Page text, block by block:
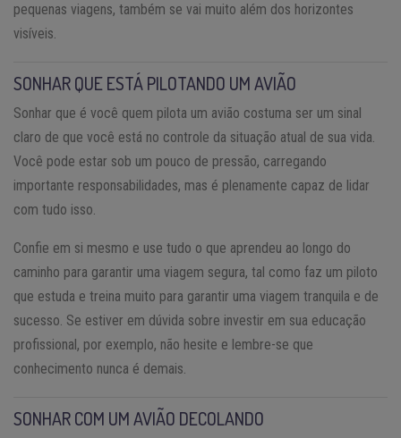
pequenas viagens, também se vai muito além dos horizontes
visíveis.
SONHAR QUE ESTÁ PILOTANDO UM AVIÃO
Sonhar que é você quem pilota um avião costuma ser um sinal
claro de que você está no controle da situação atual de sua vida.
Você pode estar sob um pouco de pressão, carregando
importante responsabilidades, mas é plenamente capaz de lidar
com tudo isso.
Confie em si mesmo e use tudo o que aprendeu ao longo do
caminho para garantir uma viagem segura, tal como faz um piloto
que estuda e treina muito para garantir uma viagem tranquila e de
sucesso. Se estiver em dúvida sobre investir em sua educação
profissional, por exemplo, não hesite e lembre-se que
conhecimento nunca é demais.
SONHAR COM UM AVIÃO DECOLANDO